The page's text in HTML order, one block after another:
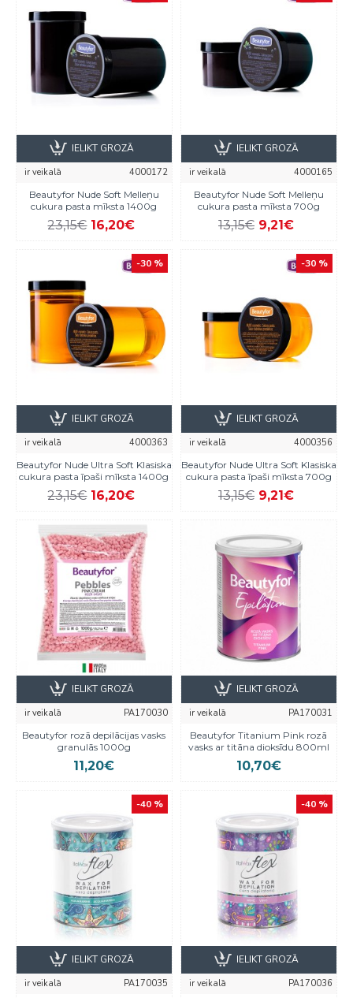
ir veikalā
4000172
Beautyfor Nude Soft Melleņu
cukura pasta mīksta 1400g
23,15€ 16,20€
IELIKT GROZĀ
ir veikalā
4000165
Beautyfor Nude Soft Melleņu
cukura pasta mīksta 700g
13,15€ 9,21€
IELIKT GROZĀ
-30 %
ir veikalā
4000363
Beautyfor Nude Ultra Soft Klasiska
cukura pasta īpaši mīksta 1400g
23,15€ 16,20€
IELIKT GROZĀ
-30 %
ir veikalā
4000356
Beautyfor Nude Ultra Soft Klasiska
cukura pasta īpaši mīksta 700g
13,15€ 9,21€
IELIKT GROZĀ
ir veikalā
PA170030
Beautyfor rozā depilācijas vasks
granulās 1000g
11,20€
IELIKT GROZĀ
ir veikalā
PA170031
Beautyfor Titanium Pink rozā
vasks ar titāna dioksīdu 800ml
10,70€
IELIKT GROZĀ
-40 %
ir veikalā
PA170035
IELIKT GROZĀ
-40 %
ir veikalā
PA170036
IELIKT GROZĀ